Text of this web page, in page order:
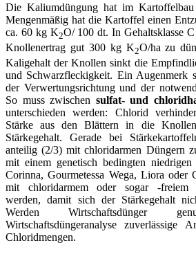
Die Kaliumdüngung hat im
Mengenmäßig hat die Kartoffel einen
ca. 60 kg K2O/ 100 dt. In Gehaltsklasse
Knollenertrag gut 300 kg K2O/ha zu
Kaligehalt der Knollen sinkt die
und Schwarzfleckigkeit. Ein Augenmerk
der Verwertungsrichtung und der
So muss zwischen sulfat- und
unterschieden werden: Chlorid
Stärke aus den Blättern in die
Stärkegehalt. Gerade bei
anteilig (2/3) mit chloridarmen Düngern
mit einem genetisch bedingten
Corinna, Gourmetessa Wega, Liora oder
mit chloridarmem oder sogar -freiem
werden, damit sich der Stärkegehalt
Werden Wirtschaftsdünger
Wirtschaftsdüngeranalyse zuverlässige
Chloridmengen.